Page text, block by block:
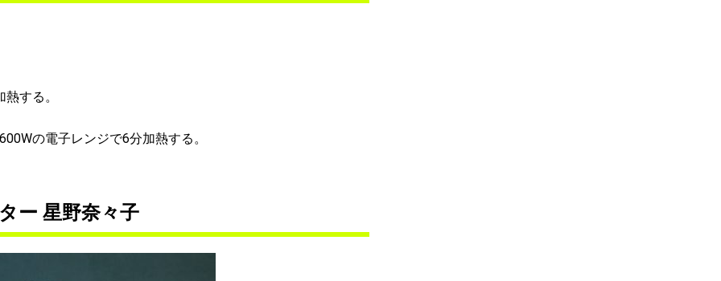
する。
の電子レンジで6分加熱する。
ー 星野奈々子